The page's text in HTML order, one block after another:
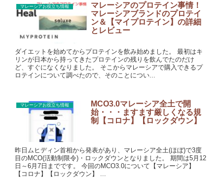
マレーシアお役立ち情報
マレーシアのプロテイン事情！
マレーシアブランドのプロテイ
ン＆【マイプロテイン】の詳細
とレビュー
ダイエットを始めてからプロテインを飲み始めました。 最初はキ
リンが日本から持ってきたプロテインの残りを飲んでたのだけ
ど、すぐになくなりました。 そこからマレーシアで購入できるプ
ロテインについて調べたので、そのことについ...
マレーシアお役立ち情報
MCO3.0マレーシア全土で開
始・・・ますます厳しくなる規
制【コロナ】【ロックダウン】
昨日ムヒディン首相から発表があり、マレーシア全土(ほぼ)で3度
目のMCO(活動制限令)・ロックダウンとなりました。 期間は5月12
日～6月7日までです。 今回のMCO3.0について【マレーシア】
【コロナ】【ロックダウン】 ...